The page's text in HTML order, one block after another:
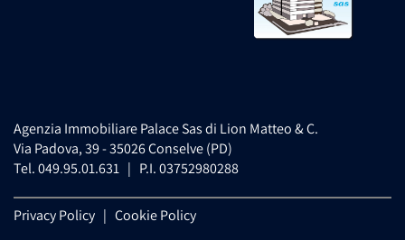
Agenzia Immobiliare Palace Sas di Lion Matteo & C.
Via Padova, 39 - 35026 Conselve (PD)
Tel. 049.95.01.631 | P.I. 03752980288
Privacy Policy | Cookie Policy